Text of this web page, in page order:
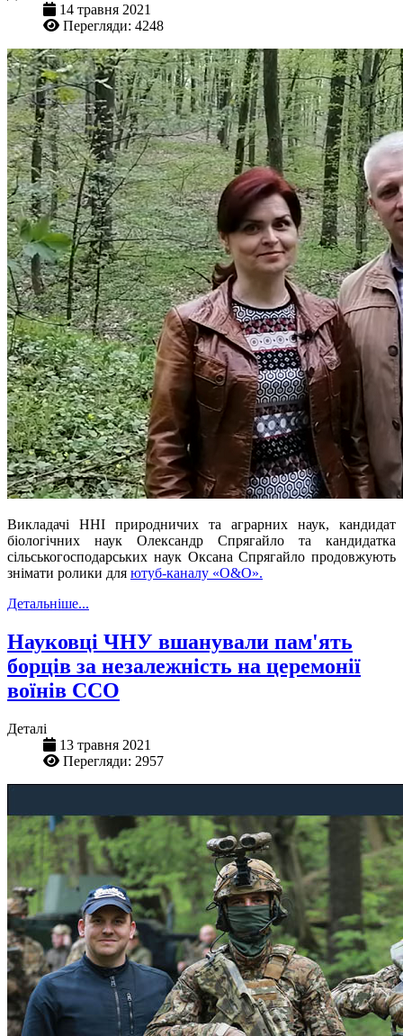
14 травня 2021
Перегляди: 4248
Викладачі ННІ природничих та аграрних наук, кандидат
біологічних наук Олександр Спрягайло та кандидатка
сільськогосподарських наук Оксана Спрягайло продовжують
знімати ролики для ютуб-каналу «О&О».
Детальніше...
Науковці ЧНУ вшанували пам'ять
борців за незалежність на церемонії
воїнів ССО
Деталі
13 травня 2021
Перегляди: 2957